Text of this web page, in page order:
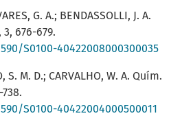
G. A.; BENDASSOLLI, J. A.
676-679.
S0100-40422008000300035
S. M. D.; CARVALHO, W. A. Quím.
S0100-40422004000500011